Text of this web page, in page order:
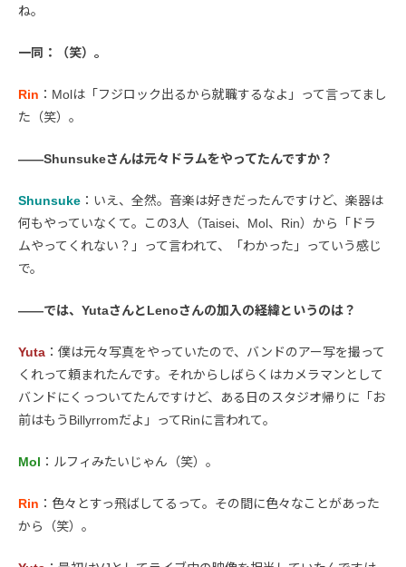
ね。
一同：（笑）。
Rin ：Molは「フジロック出るから就職するなよ」って言ってまし
た（笑）。
――Shunsukeさんは元々ドラムをやってたんですか？
Shunsuke ：いえ、全然。音楽は好きだったんですけど、楽器は
何もやっていなくて。この3人（Taisei、Mol、Rin）から「ドラ
ムやってくれない？」って言われて、「わかった」っていう感じ
で。
――では、YutaさんとLenoさんの加入の経緯というのは？
Yuta ：僕は元々写真をやっていたので、バンドのアー写を撮って
くれって頼まれたんです。それからしばらくはカメラマンとして
バンドにくっついてたんですけど、ある日のスタジオ帰りに「お
前はもうBillyrromだよ」ってRinに言われて。
Mol ：ルフィみたいじゃん（笑）。
Rin ：色々とすっ飛ばしてるって。その間に色々なことがあった
から（笑）。